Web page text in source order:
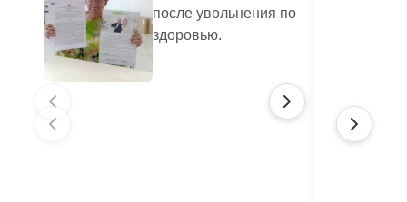
после увольнения по
здоровью.